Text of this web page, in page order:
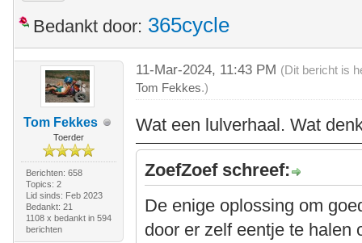
Bedankt door: 365cycle
Tom Fekkes
Toerder
Berichten: 658
Topics: 2
Lid sinds: Feb 2023
Bedankt: 21
1108 x bedankt in 594
berichten
11-Mar-2024, 11:43 PM (Dit bericht is
Tom Fekkes.)
Wat een lulverhaal. Wat
ZoefZoef schreef:
De enige oplossing om
door er zelf eentje te halen